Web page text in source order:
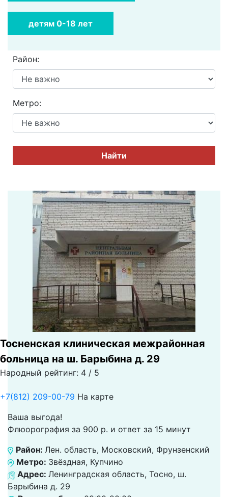
детям 0-18 лет
Район:
Метро:
Найти
Тосненская клиническая межрайонная
больница на ш. Барыбина д. 29
Народный рейтинг: 4 / 5
+7(812) 209-00-79 На карте
Ваша выгода!
Флюорография за 900 р. и ответ за 15 минут
Район: Лен. область, Московский, Фрунзенский
Метро: Звёздная, Купчино
Адрес: Ленинградская область, Тосно, ш.
Барыбина д. 29